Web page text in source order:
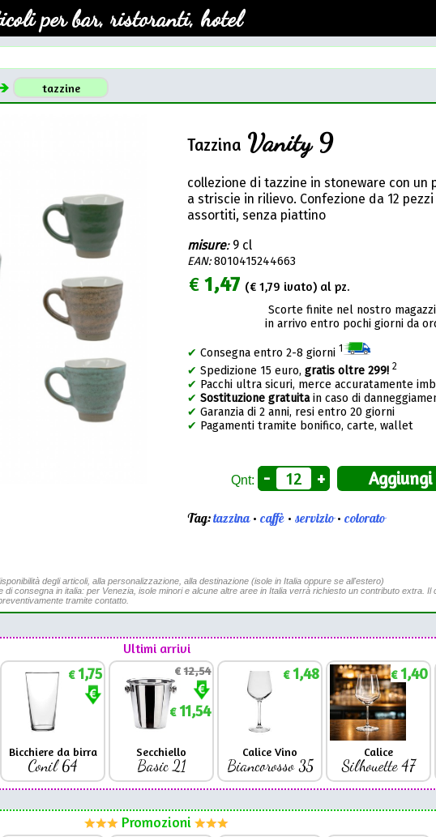
per bar, ristoranti, hotel
tazzine
TazzinaVanity 9
collezione di tazzine in stoneware con un
a striscie in rilievo. Confezione da 12
assortiti, senza piattino
misure: 9 cl
EAN:8010415244663
€1,47 (€ 1,79 ivato) al pz.
Scorte finite nel nostro
in arrivo entro pochi giorni da
✔ Consegna entro 2-8 giorni 1
✔ Spedizione 15 euro, gratis oltre 299! 2
✔ Pacchi ultra sicuri, merce accuratamente
✔ Sostituzione gratuitain caso di
✔ Garanzia di 2 anni, resi entro 20 giorni
✔ Pagamenti tramite bonifico, carte, wallet
Qnt: - +
Tag:tazzina• caffè• servizio• colorato
degli articoli, alla personalizzazione, alla destinazione (isole in Italia oppure se all'estero)
consegna in italia: per Venezia, isole minori e alcune altre aree in Italia verrà richiesto un contributo extra. Il
tramite contatto.
Ultimi arrivi
€1,75
Bicchiere da birra
Conil 64
€12,54
€11,54
Secchiello
Basic 21
€1,48
Calice Vino
Biancorosso 35
€1,40
Calice
Silhouette 47
Promozioni